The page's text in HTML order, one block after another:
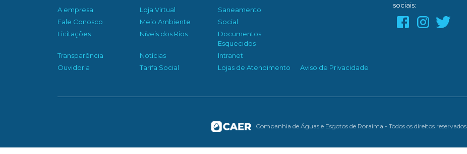
A empresa
Loja Virtual
Saneamento
Fale Conosco
Meio Ambiente
Social
Licitações
Níveis dos Rios
Documentos
Esquecidos
Transparência
Notícias
Intranet
Ouvidoria
Tarifa Social Lojas de Atendimento Aviso de Privacidade
sociais:
Companhia de Águas e Esgotos de Roraima - Todos os direitos reservados